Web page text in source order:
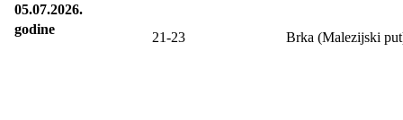
05.07.2026.
godine
21-23 Brka (Malezijski